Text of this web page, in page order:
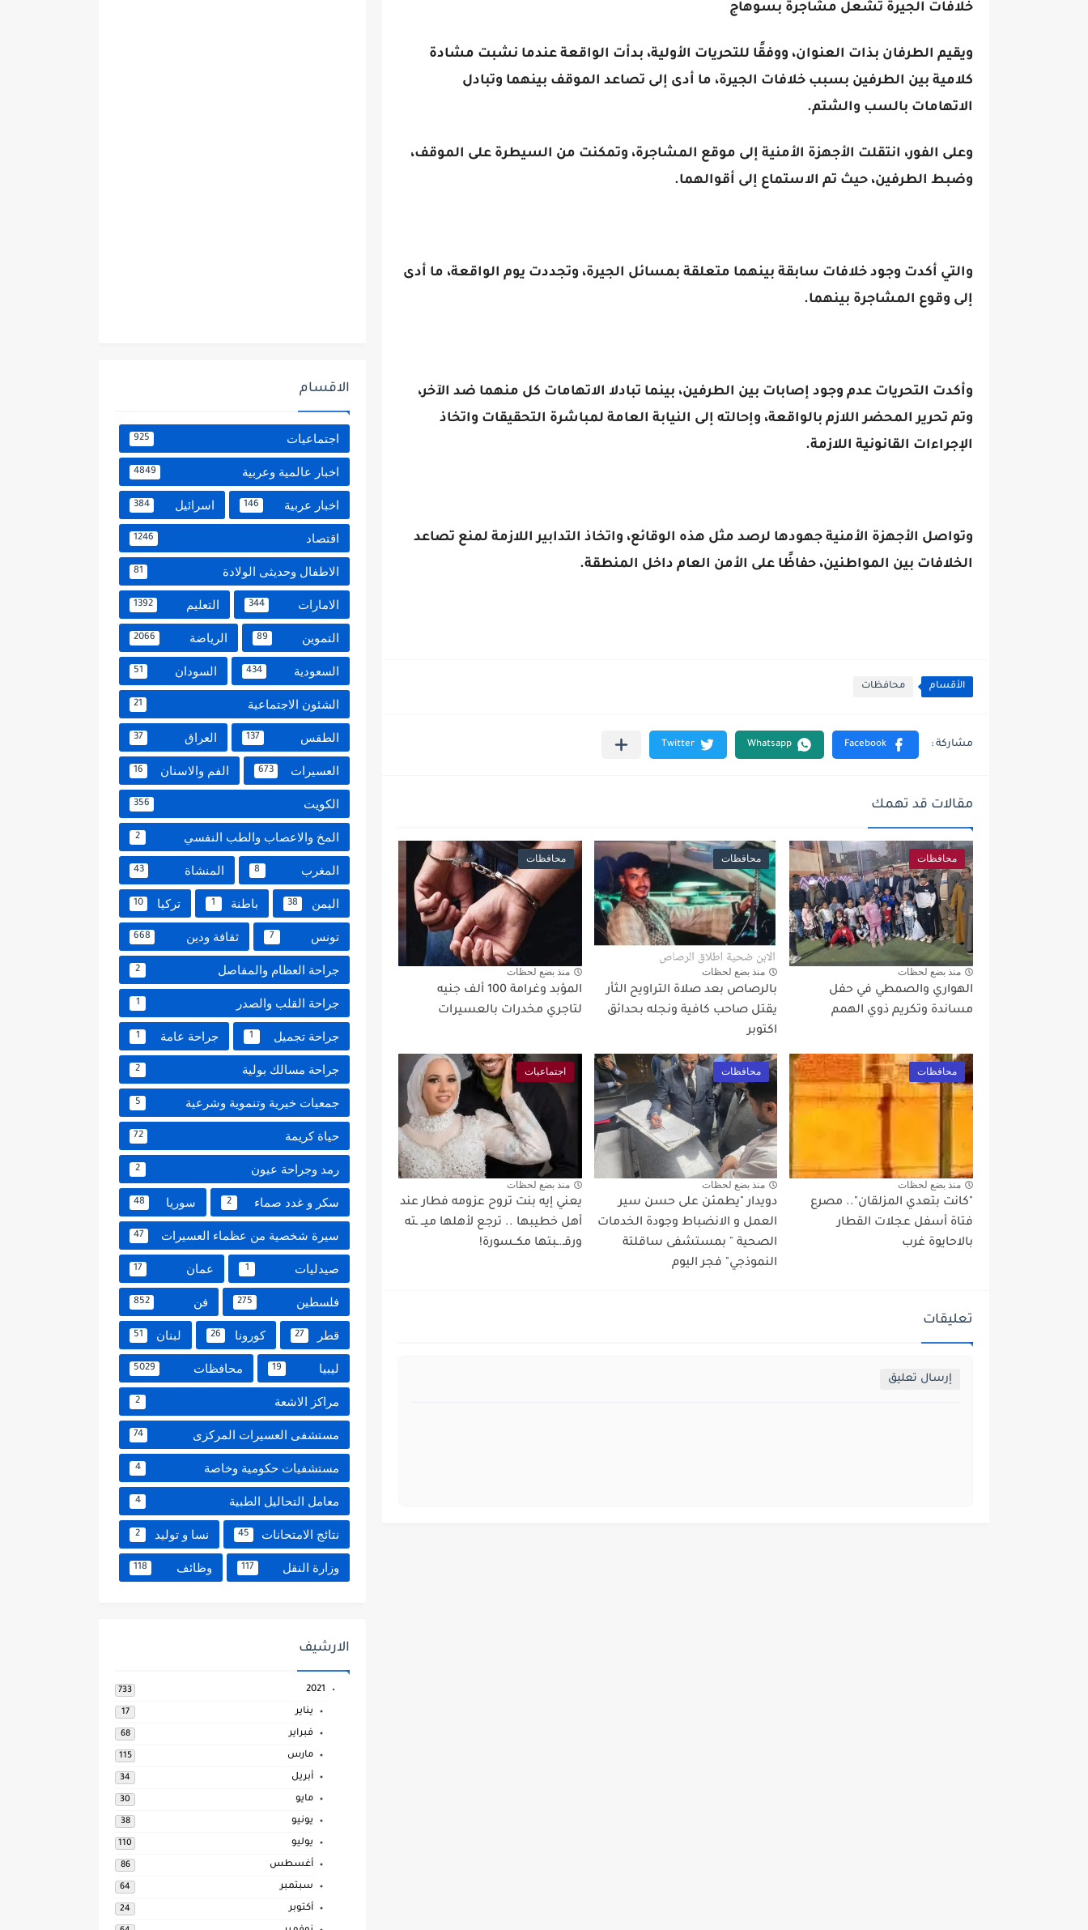
خلافات الجيرة تشعل مشاجرة بسوهاج
ويقيم الطرفان بذات العنوان، ووفقًا للتحريات الأولية، بدأت الواقعة عندما نشبت مشادة
كلامية بين الطرفين بسبب خلافات الجيرة، ما أدى إلى تصاعد الموقف بينهما وتبادل
الاتهامات بالسب والشتم.
وعلى الفور، انتقلت الأجهزة الأمنية إلى موقع المشاجرة، وتمكنت من السيطرة على الموقف،
وضبط الطرفين، حيث تم الاستماع إلى أقوالهما.
والتي أكدت وجود خلافات سابقة بينهما متعلقة بمسائل الجيرة، وتجددت يوم الواقعة، ما أدى
إلى وقوع المشاجرة بينهما.
وأكدت التحريات عدم وجود إصابات بين الطرفين، بينما تبادلا الاتهامات كل منهما ضد الآخر،
وتم تحرير المحضر اللازم بالواقعة، وإحالته إلى النيابة العامة لمباشرة التحقيقات واتخاذ
الإجراءات القانونية اللازمة.
وتواصل الأجهزة الأمنية جهودها لرصد مثل هذه الوقائع، واتخاذ التدابير اللازمة لمنع تصاعد
الخلافات بين المواطنين، حفاظًا على الأمن العام داخل المنطقة.
الأقسام محافظات
مقالات قد تهمك
محافظات
منذ بضع لحظات
الهواري والصمطي في حفل
مساندة وتكريم ذوي الهمم
محافظات
منذ بضع لحظات
بالرصاص بعد صلاة التراويح الثأر
يقتل صاحب كافية ونجله بحدائق
اكتوبر
محافظات
منذ بضع لحظات
المؤبد وغرامة 100 ألف جنيه
لتاجري مخدرات بالعسيرات
محافظات
منذ بضع لحظات
"كانت بتعدي المزلقان".. مصرع
فتاة أسفل عجلات القطار
بالاحايوة غرب
محافظات
منذ بضع لحظات
دويدار "يطمئن على حسن سير
العمل و الانضباط وجودة الخدمات
الصحية " بمستشفى ساقلتة
النموذجي" فجر اليوم
اجتماعيات
منذ بضع لحظات
يعني إيه بنت تروح عزومه فطار عند
أهل خطيبها .. ترجع لأهلها ميــ ـته
ورقـ.ـبتها مكــسورة!
تعليقات
إرسال تعليق
الاقسام
اجتماعيات 925
اخبار عالمية وعربية 4849
اخبار عربية 146 اسرائيل 384
اقتصاد 1246
الاطفال وحديثى الولادة 81
الامارات 344 التعليم 1392
التموين 89 الرياضة 2066
السعودية 434 السودان 51
الشئون الاجتماعية 21
الطقس 137 العراق 37
العسيرات 673 الفم والاسنان 16
الكويت 356
المخ والاعصاب والطب النفسي 2
المغرب 8 المنشاة 43
اليمن 38 باطنة 1 تركيا 10
تونس 7 ثقافة ودين 668
جراحة العظام والمفاصل 2
جراحة القلب والصدر 1
جراحة تجميل 1 جراحة عامة 1
جراحة مسالك بولية 2
جمعيات خيرية وتنموية وشرعية 5
حياة كريمة 72
رمد وجراحة عيون 2
سكر و غدد صماء 2 سوريا 48
سيرة شخصية من عظماء العسيرات 47
صيدليات 1 عمان 17
فلسطين 275 فن 852
قطر 27 كورونا 26 لبنان 51
ليبيا 19 محافظات 5029
مراكز الاشعة 2
مستشفى العسيرات المركزى 74
مستشفيات حكومية وخاصة 4
معامل التحاليل الطبية 4
نتائج الامتحانات 45 نسا و توليد 2
وزارة النقل 117 وظائف 118
الارشيف
2021
733
يناير 17
فبراير 68
مارس 115
أبريل 34
مايو 30
يونيو 38
يوليو 110
أغسطس 86
سبتمبر 64
أكتوبر 24